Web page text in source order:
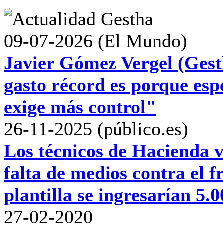
09-07-2026 (El Mundo)
Javier Gómez Vergel
gasto récord es porque
exige más control"
26-11-2025 (público.es)
Los técnicos de Hacienda
falta de medios contra el
plantilla se ingresarían
27-02-2020